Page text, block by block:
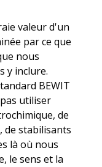
valeur d'un
par ce que
nous
y inclure.
BEWIT
utiliser
de
de stabilisants
là où nous
le sens et la